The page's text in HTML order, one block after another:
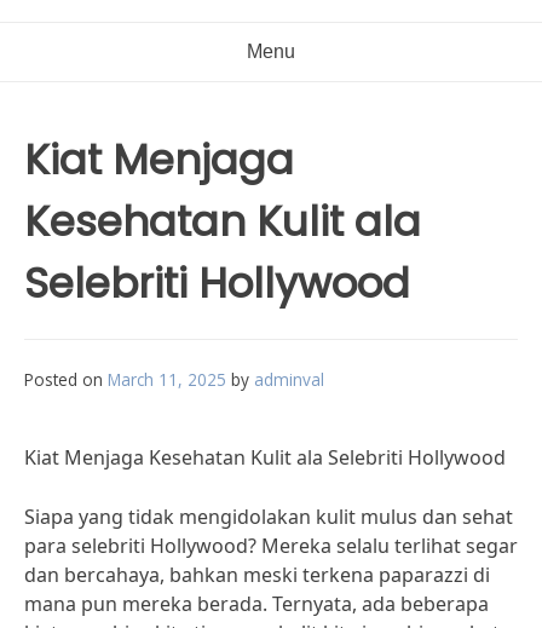
Menu
Kiat Menjaga
Kesehatan Kulit ala
Selebriti Hollywood
Posted on March 11, 2025 by adminval
Kiat Menjaga Kesehatan Kulit ala Selebriti Hollywood
Siapa yang tidak mengidolakan kulit mulus dan sehat
para selebriti Hollywood? Mereka selalu terlihat segar
dan bercahaya, bahkan meski terkena paparazzi di
mana pun mereka berada. Ternyata, ada beberapa